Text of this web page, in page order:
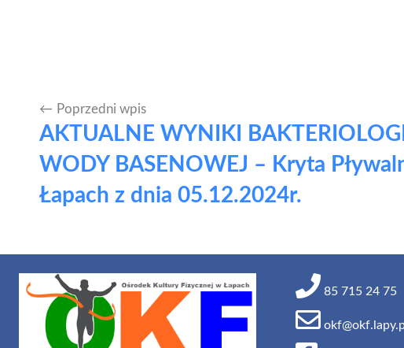
Nawigacja
wpisu
Poprzedni wpis
AKTUALNE WYNIKI
WODY BASENOWEJ – Kryta
Łapach z dnia 05.12.2024r.
85 715 24 75